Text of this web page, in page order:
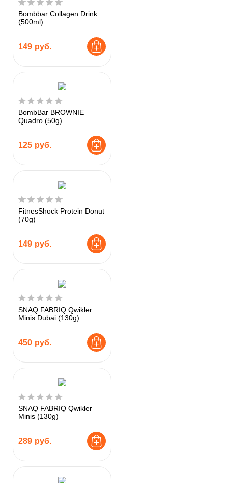
Bombbar Collagen Drink
(500ml)
149 руб.
BombBar BROWNIE
Quadro (50g)
125 руб.
FitnesShock Protein Donut
(70g)
149 руб.
SNAQ FABRIQ Qwikler
Minis Dubai (130g)
450 руб.
SNAQ FABRIQ Qwikler
Minis (130g)
289 руб.